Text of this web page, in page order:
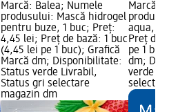
Marcă: Balea; Numele
produsului: Mască hidrogel
pentru buze, 1 buc; Preț:
4,45 lei; Preț de bază: 1 buc
(4,45 lei pe 1 buc); Grafică
Marcă dm; Disponibilitate:
Status verde Livrabil,
Status gri selectare
magazin dm
Marcă:
aqua, 1
Preț de
pe 1
dm;
verde